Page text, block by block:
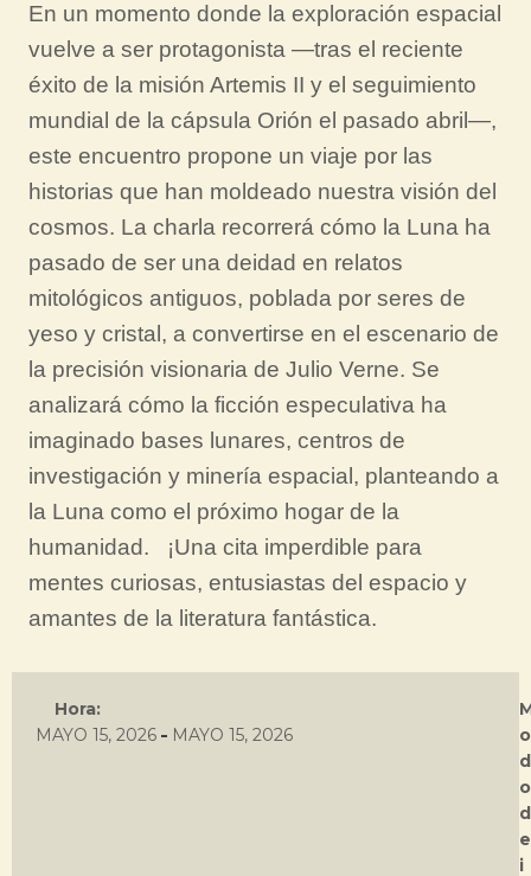
En un momento donde la exploración espacial
vuelve a ser protagonista —tras el reciente
éxito de la misión Artemis II y el seguimiento
mundial de la cápsula Orión el pasado abril—,
este encuentro propone un viaje por las
historias que han moldeado nuestra visión del
cosmos. La charla recorrerá cómo la Luna ha
pasado de ser una deidad en relatos
mitológicos antiguos, poblada por seres de
yeso y cristal, a convertirse en el escenario de
la precisión visionaria de Julio Verne. Se
analizará cómo la ficción especulativa ha
imaginado bases lunares, centros de
investigación y minería espacial, planteando a
la Luna como el próximo hogar de la
humanidad. ¡Una cita imperdible para
mentes curiosas, entusiastas del espacio y
amantes de la literatura fantástica.
Hora:
MAYO 15, 2026 - MAYO 15, 2026
o
d
o
d
e
i